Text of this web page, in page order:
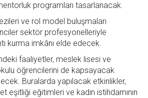
programları tasarlanacak.
ve rol model buluşmaları
sektör profesyonelleriyle
kurma imkânı elde edecek.
faaliyetler, meslek lisesi ve
öğrencilerini de kapsayacak
Buralarda yapılacak etkinlikler,
eşitliği eğitimleri ve kadın istihdamının